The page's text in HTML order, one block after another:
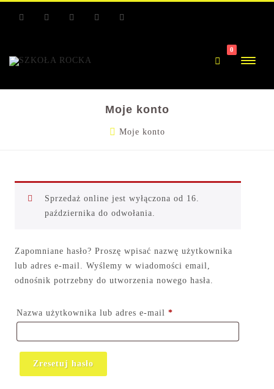
0
Moje konto
Moje konto
Sprzedaż online jest wyłączona od 16.
października do odwołania.
Zapomniane hasło? Proszę wpisać nazwę użytkownika
lub adres e-mail. Wyślemy w wiadomości email,
odnośnik potrzebny do utworzenia nowego hasła.
Nazwa użytkownika lub adres e-mail *
Zresetuj hasło